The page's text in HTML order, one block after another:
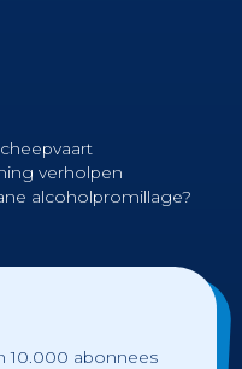
verholpen
alcoholpromillage?
10.000 abonnees